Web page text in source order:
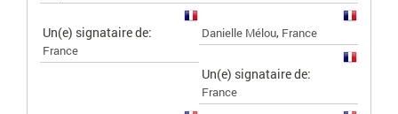
Un(e) signataire de:
France
Danielle Mélou, France
Un(e) signataire de:
France